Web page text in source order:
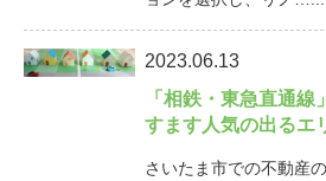
2023.06.13
「相鉄・東急直通
すます人気の出るエ
さいたま市での不動産